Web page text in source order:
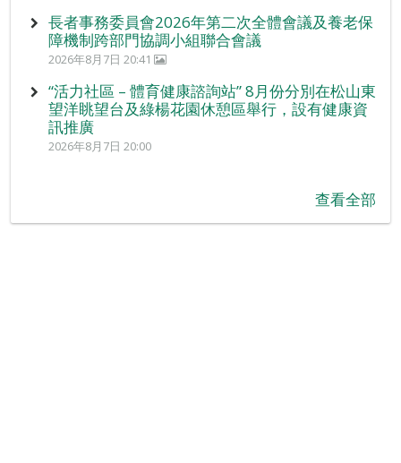
長者事務委員會2026年第二次全體會議及養老保
障機制跨部門協調小組聯合會議
2026年8月7日 20:41
“活力社區 – 體育健康諮詢站” 8月份分別在松山東
望洋眺望台及綠楊花園休憩區舉行，設有健康資
訊推廣
2026年8月7日 20:00
查看全部